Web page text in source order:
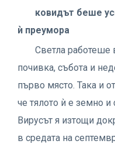
ковидът беше
ѝ преумора
Светла работеше
почивка, събота и
първо място. Така и
че тялото ѝ е земно
Вирусът я изтощи
в средата на